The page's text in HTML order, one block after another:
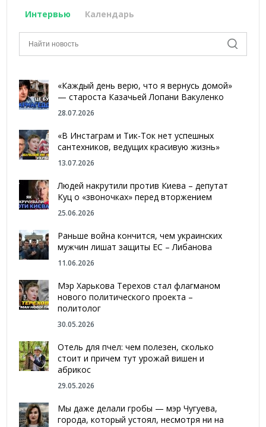
Интервью Календарь
«Каждый день верю, что я вернусь домой»
— староста Казачьей Лопани Вакуленко
28.07.2026
«В Инстаграм и Тик-Ток нет успешных
сантехников, ведущих красивую жизнь»
13.07.2026
Людей накрутили против Киева – депутат
Куц о «звоночках» перед вторжением
25.06.2026
Раньше война кончится, чем украинских
мужчин лишат защиты ЕС – Либанова
11.06.2026
Мэр Харькова Терехов стал флагманом
нового политического проекта –
политолог
30.05.2026
Отель для пчел: чем полезен, сколько
стоит и причем тут урожай вишен и
абрикос
29.05.2026
Мы даже делали гробы — мэр Чугуева,
города, который устоял, несмотря ни на